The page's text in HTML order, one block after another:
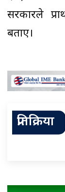
सरकारले
बताए।
प्रतिक्रिया